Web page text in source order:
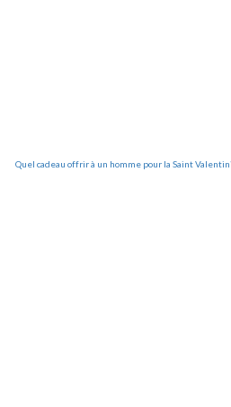
Quel cadeau offrir à un homme pour la Saint